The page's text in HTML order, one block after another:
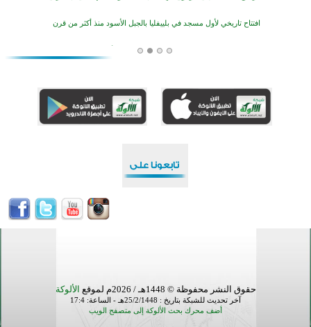
افتتاح تاريخي لأول مسجد في بلييفليا بالجبل الأسود منذ أكثر من قرن
منطقة ريبوفسي تحتفل بميلاد مسجد جديد في أجواء إيمانية مميزة
القرآن والتربية في صدارة البرامج الصيفية للمسلمين في بينزا وساراتوف وموردوفيا هذا العام
حقوق النشر محفوظة © 1448هـ / 2026م لموقع الألوكة
آخر تحديث للشبكة بتاريخ : 25/2/1448هـ - الساعة: 17:4
أضف محرك بحث الألوكة إلى متصفح الويب